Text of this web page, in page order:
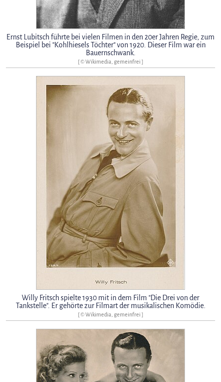
Ernst Lubitsch führte bei vielen Filmen in den 20er Jahren Regie, zum
Beispiel bei "Kohlhiesels Töchter" von 1920. Dieser Film war ein
Bauernschwank.
[ © Wikimedia, gemeinfrei ]
Willy Fritsch spielte 1930 mit in dem Film "Die Drei von der
Tankstelle". Er gehörte zur Filmart der musikalischen Komödie.
[ © Wikimedia, gemeinfrei ]